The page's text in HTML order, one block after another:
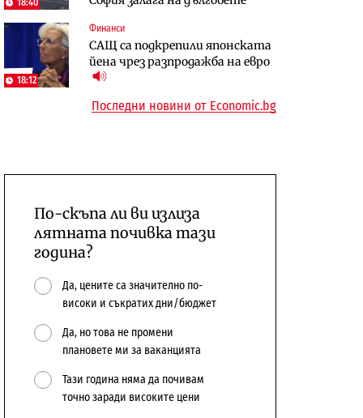
18:12
Финанси
САЩ са подкрепили японската
йена чрез разпродажба на евро
Digi&AI
Трафикът толкова е намалял,
че големи медии обмислят да се
Компании
„Ендуросат“ ще строи огромен
космически и отбранителен
Последни новини от Economic.bg
По-скъпа ли ви излиза
лятната почивка тази
година?
Да, цените са значително по-
високи и съкратих дни/бюджет
Да, но това не промени
плановете ми за ваканцията
Тази година няма да почивам
точно заради високите цени